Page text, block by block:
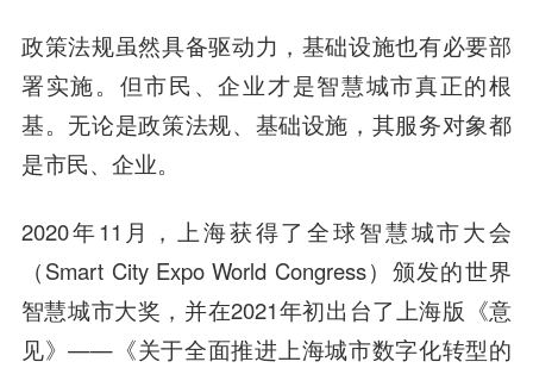
政策法规虽然具备驱动力，基础设施也有必要部
署实施。但市民、企业才是智慧城市真正的根
基。无论是政策法规、基础设施，其服务对象都
是市民、企业。
2020年11月，上海获得了全球智慧城市大会
（Smart City Expo World Congress）颁发的世界
智慧城市大奖，并在2021年初出台了上海版《意
见》——《关于全面推进上海城市数字化转型的